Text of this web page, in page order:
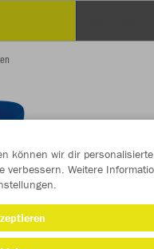
können wir dir personalisierte
verbessern. Weitere